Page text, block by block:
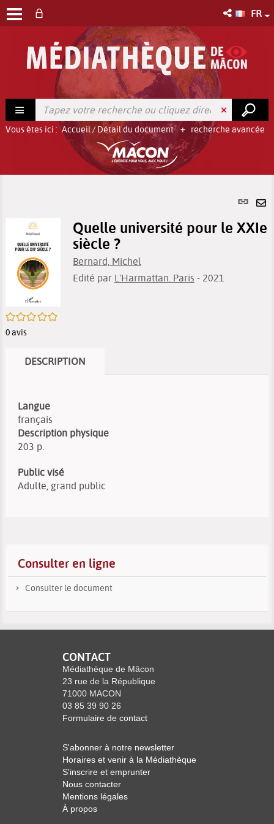
FR
recherche avancée
Vous êtes ici : Accueil/ Détail du document
Lien
/5
0avis
Quelle université pour le XXIe
siècle ?
Bernard, Michel
Edité par L'Harmattan. Paris - 2021
DESCRIPTION
Langue
français
Description physique
203 p.
Public visé
Adulte, grand public
Consulter en ligne
Consulter le document
CONTACT
Médiathèque de Mâcon
23 rue de la République
71000 MACON
03 85 39 90 26
Formulaire de contact
S'abonner à notre newsletter
Horaires et venir à la Médiathèque
S'inscrire et emprunter
Nous contacter
Mentions légales
À propos